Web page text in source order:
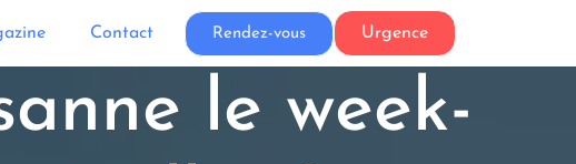
Contact Rendez-vous Urgence
le week-